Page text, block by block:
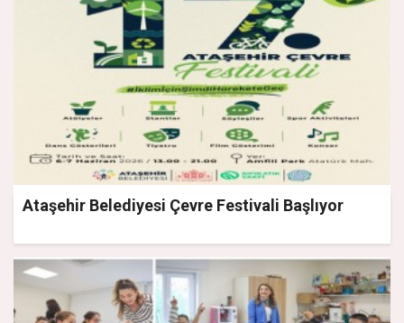
Ataşehir Belediyesi Çevre Festivali Başlıyor